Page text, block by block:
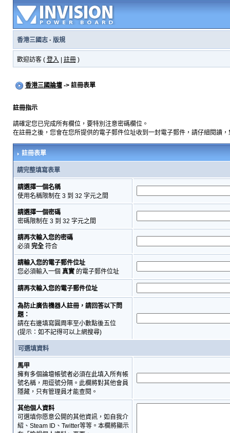
香港三國志· 版規
歡迎訪客 ( 登入 註冊)
香港三國論壇-> 註冊表單
註冊指示
請確定您已完成所有欄位，要特別注意密碼欄位。
在註冊之後，您會在您所提供的電子郵件位址收到一封電子郵件，請仔細閱讀
註冊表單
請完整填寫表單
請選擇一個名稱
使用名稱限制在 3 到 32 字元之間
請選擇一個密碼
密碼限制在 3 到 32 字元之間
請再次輸入您的密碼
必須 完全符合
請輸入您的電子郵件位址
您必須輸入一個 真實的電子郵件位址
請再次輸入您的電子郵件位址
為防止廣告機器人註冊，請回答以下問
題：
請在右邊填寫圓周率至小數點後五位
(提示：如不記得可以上網搜尋)
可選填資料
馬甲
擁有多個論壇帳號者必須在此填入所有帳
號名稱，用逗號分隔。此欄將對其他會員
隱藏，只有管理員才能查閱。
其他個人資料
可選填你愿意公開的其他資訊，如自我介
紹、Steam ID、Twitter等等。本欄將顯示